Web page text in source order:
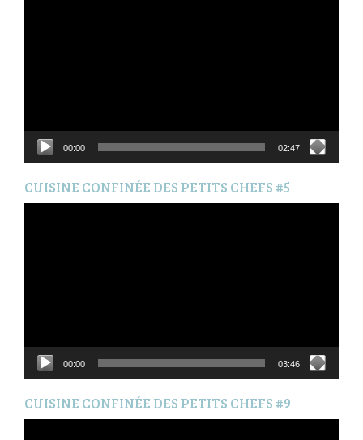
00:00 02:47
CUISINE CONFINÉE DES PETITS CHEFS #5
00:00 03:46
CUISINE CONFINÉE DES PETITS CHEFS #9